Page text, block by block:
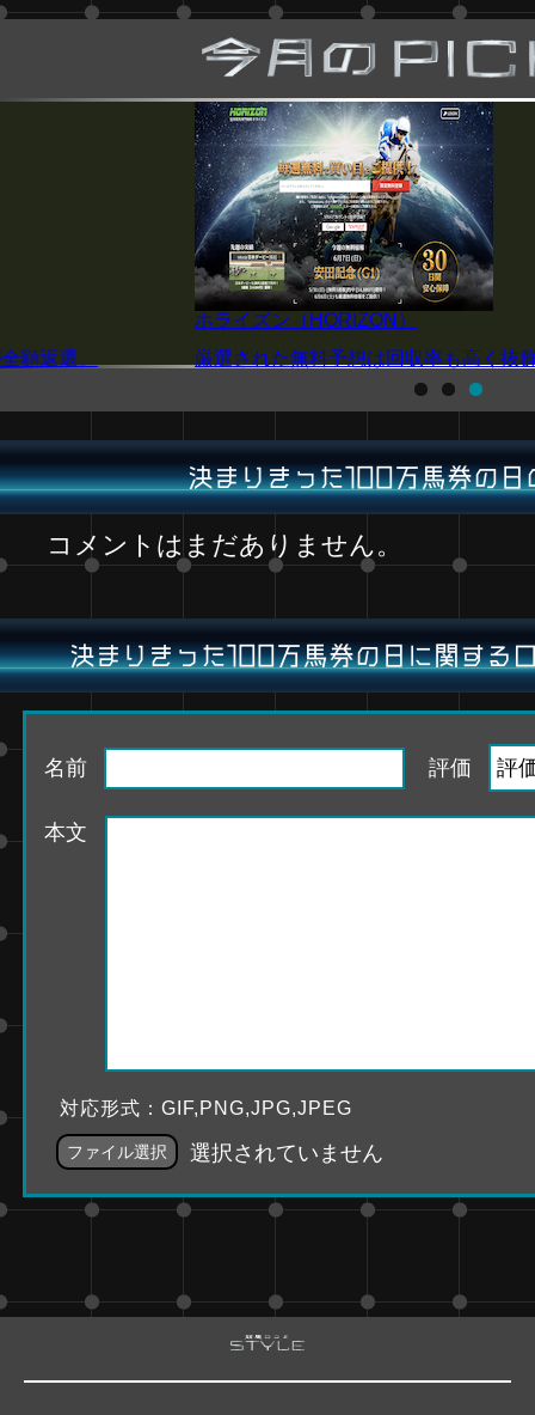
額返還。
ホライズン（HORIZON）
厳選された無料予想は回収率も高く抜
決まりきった100万馬券の日
コメントはまだありません。
決まりきった100万馬券の日に関する
名前 評価
本文
対応形式：GIF,PNG,JPG,JPEG
ファイル選択 選択されていません